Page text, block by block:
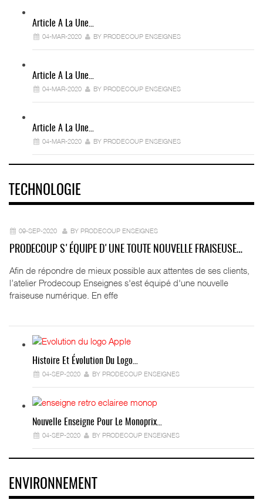
Article A La Une…
04-MAR-2020 BY PRODECOUP ENSEIGNES
Article A La Une…
04-MAR-2020 BY PRODECOUP ENSEIGNES
Article A La Une…
04-MAR-2020 BY PRODECOUP ENSEIGNES
TECHNOLOGIE
09-SEP-2020 BY PRODECOUP ENSEIGNES
PRODECOUP S'ÉQUIPE D'UNE TOUTE NOUVELLE FRAISEUSE…
Afin de répondre de mieux possible aux attentes de ses clients,
l’atelier Prodecoup Enseignes s'est équipé d'une nouvelle
fraiseuse numérique. En effe
Histoire Et Évolution Du Logo…
04-SEP-2020 BY PRODECOUP ENSEIGNES
Nouvelle Enseigne Pour Le Monoprix…
04-SEP-2020 BY PRODECOUP ENSEIGNES
ENVIRONNEMENT